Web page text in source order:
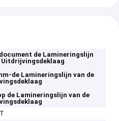
de Lamineringslijn
Uitdrijvingsdeklaag
de Lamineringslijn van de
de Lamineringslijn van de